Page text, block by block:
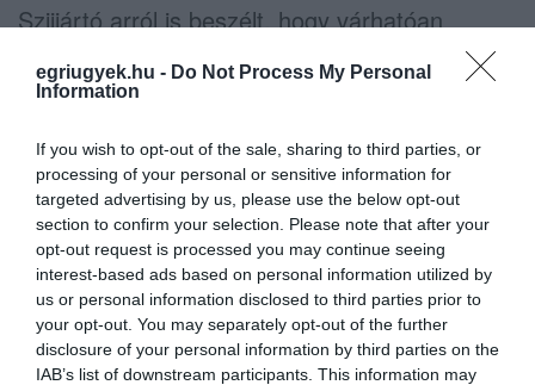
egriugyek.hu - Do Not Process My Personal
Information
If you wish to opt-out of the sale, sharing to third parties, or
processing of your personal or sensitive information for
targeted advertising by us, please use the below opt-out
section to confirm your selection. Please note that after your
opt-out request is processed you may continue seeing
interest-based ads based on personal information utilized by
us or personal information disclosed to third parties prior to
your opt-out. You may separately opt-out of the further
disclosure of your personal information by third parties on the
IAB’s list of downstream participants. This information may
Szijjártó arról is beszélt, hogy várhatóan
heteken belül megnyithatják a magyarországi
oltópontokat a határok mentén a szomszédos
azonban még tárgyalnak a szomszédos
országokkal.
Ezt a cikket azAzonnaliszállította.
(Indexfotó: Ing.Mgr.Jozef Kotulič / Wikimedia
Commons)